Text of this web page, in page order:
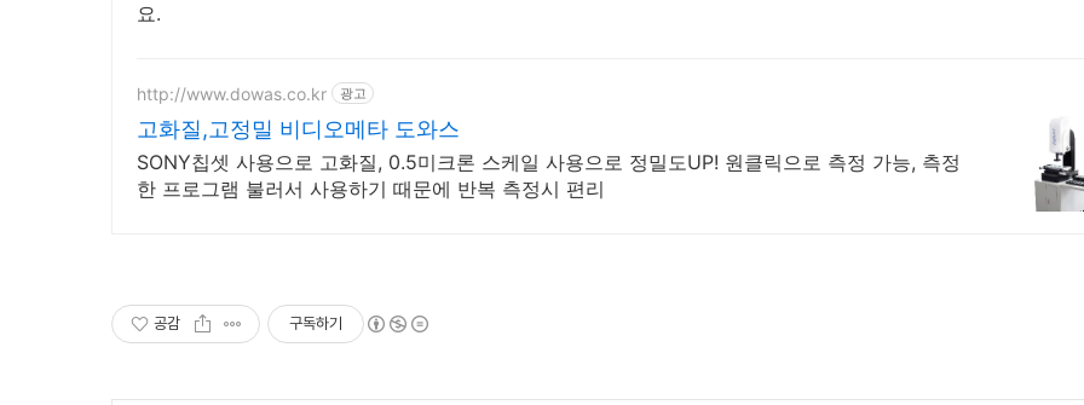
요.
http://www.dowas.co.kr 광고
고화질,고정밀 비디오메타 도와스
SONY칩셋 사용으로 고화질, 0.5미크론 스케일 사용으로 정밀도UP! 원클릭으로 측정 가능, 측정
한 프로그램 불러서 사용하기 때문에 반복 측정시 편리
공감 구독하기